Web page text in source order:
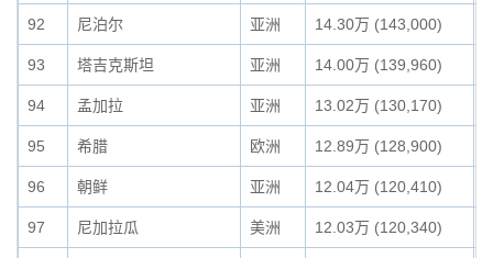
92 尼泊尔 亚洲 14.30万 (143,000)
93 塔吉克斯坦 亚洲 14.00万 (139,960)
94 孟加拉 亚洲 13.02万 (130,170)
95 希腊 欧洲 12.89万 (128,900)
96 朝鲜 亚洲 12.04万 (120,410)
97 尼加拉瓜 美洲 12.03万 (120,340)